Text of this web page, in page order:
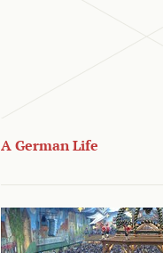
A German Life